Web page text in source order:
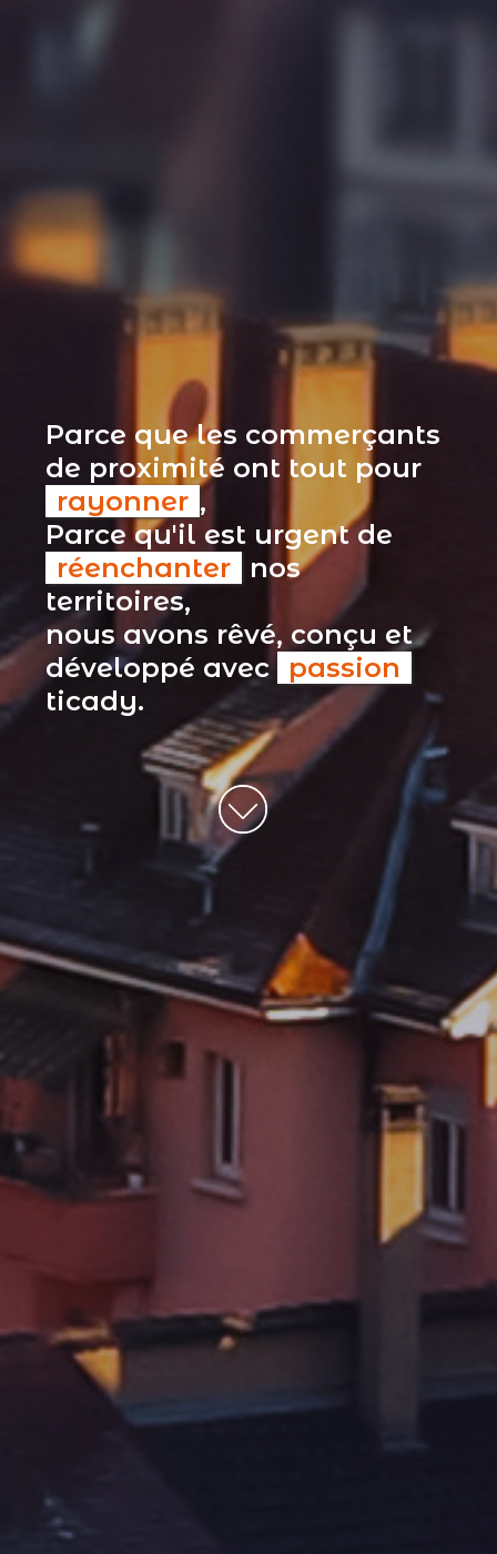
Parce que les commerçants
de proximité ont tout pour
rayonner ,
Parce qu'il est urgent de
réenchanter
nos
territoires,
nous avons rêvé, conçu et
développé avec passion
ticady.